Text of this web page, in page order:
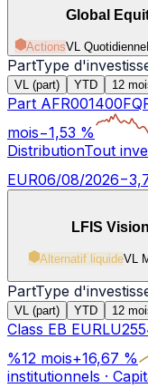
Global
ActionsVL Quotidienne
PartType
VL (part) YTD 12
Part A
mois−1,53 %
DistributionTout
EUR06/08/2026−
LFIS
Alternatif liquideVL
PartType
VL (part) YTD 12
Class EB EUR
%12 mois+16,67 %
institutionnels ·